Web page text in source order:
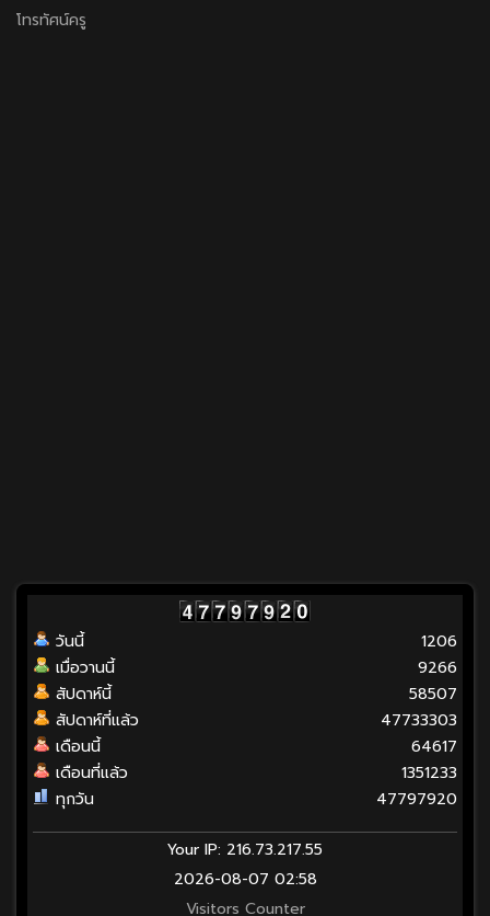
โทรทัศน์ครู
วันนี้
เมื่อวานนี้
สัปดาห์นี้
สัปดาห์ที่แล้ว
เดือนนี้
เดือนที่แล้ว
ทุกวัน
1206
9266
58507
47733303
64617
1351233
47797920
Your IP: 216.73.217.55
2026-08-07 02:58
Visitors Counter